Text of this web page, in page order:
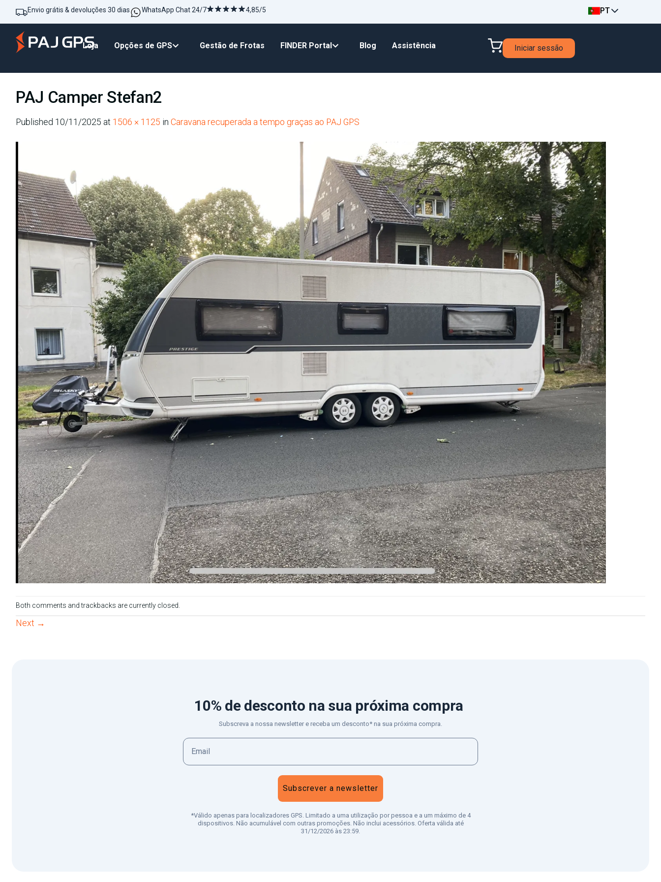
Envio grátis & devoluções 30 dias WhatsApp Chat 24/7 4,85/5 PT
Loja Opções de GPS Gestão de Frotas FINDER Portal Blog Assistência Iniciar sessão
PAJ Camper Stefan2
Published 10/11/2025 at 1506 × 1125 in Caravana recuperada a tempo graças ao PAJ GPS
Both comments and trackbacks are currently closed.
Next →
10% de desconto na sua próxima compra
Subscreva a nossa newsletter e receba um desconto* na sua próxima compra.
Subscrever a newsletter
*Válido apenas para localizadores GPS. Limitado a uma utilização por pessoa e a um máximo de 4
dispositivos. Não acumulável com outras promoções. Não inclui acessórios. Oferta válida até
31/12/2026 às 23:59.